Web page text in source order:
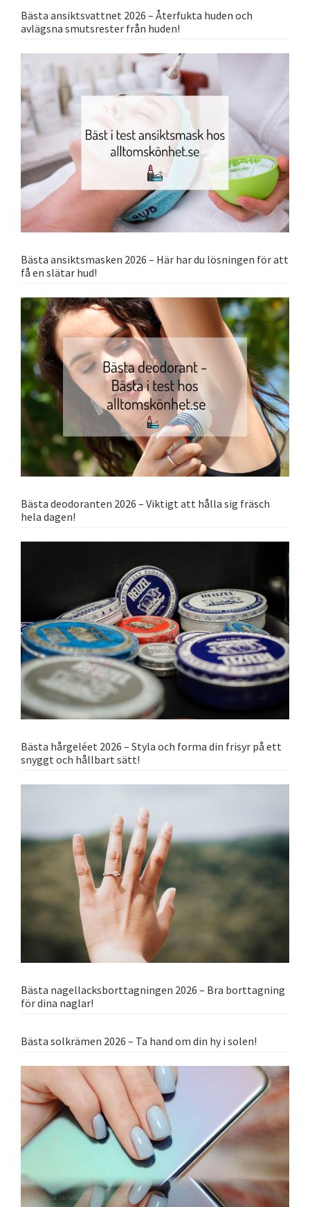
Bästa ansiktsvattnet 2026 – Återfukta huden och
avlägsna smutsrester från huden!
Bästa ansiktsmasken 2026 – Här har du lösningen för att
få en slätar hud!
Bästa deodoranten 2026 – Viktigt att hålla sig fräsch
hela dagen!
Bästa hårgeléet 2026 – Styla och forma din frisyr på ett
snyggt och hållbart sätt!
Bästa nagellacksborttagningen 2026 – Bra borttagning
för dina naglar!
Bästa solkrämen 2026 – Ta hand om din hy i solen!